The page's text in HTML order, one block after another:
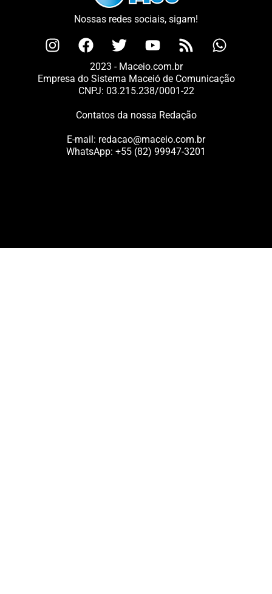
Nossas redes sociais, sigam!
2023 - Maceio.com.br
Empresa do Sistema Maceió de Comunicação
CNPJ: 03.215.238/0001-22
Contatos da nossa Redação
E-mail: redacao@maceio.com.br
WhatsApp: +55 (82) 99947-3201